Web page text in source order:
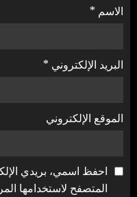
الاسم *
البريد الإلكتروني *
الموقع الإلكتروني
احفظ اسمي، بريدي
المتصفح لاستخدامها